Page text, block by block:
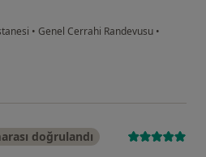
• Genel Cerrahi Randevusu •
doğrulandı